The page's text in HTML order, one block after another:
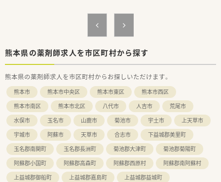
熊本県の薬剤師求人を市区町村から探す
熊本県の薬剤師求人を市区町村からお探しいただけます。
熊本市 熊本市中央区 熊本市東区
熊本市西区
熊本市南区
熊本市北区 八代市 人吉市
荒尾市
水俣市
玉名市 山鹿市 菊池市 宇土市
上天草市
宇城市
阿蘇市 天草市 合志市
下益城郡美里町
玉名郡南関町
玉名郡長洲町 菊池郡大津町
菊池郡菊陽町
阿蘇郡小国町
阿蘇郡高森町 阿蘇郡西原村
阿蘇郡南阿蘇村
上益城郡御船町
上益城郡嘉島町
上益城郡益城町